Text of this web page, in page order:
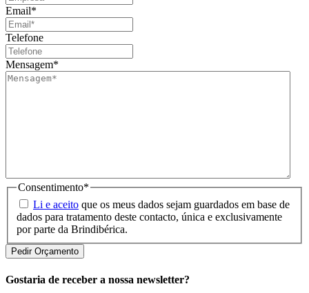
Email*
Telefone
Mensagem*
Consentimento*
Li e aceito que os meus dados sejam guardados em base de
dados para tratamento deste contacto, única e exclusivamente
por parte da Brindibérica.
Gostaria de receber a nossa newsletter?